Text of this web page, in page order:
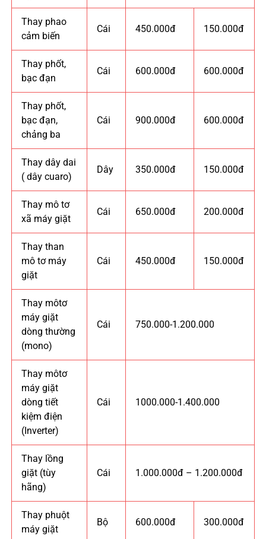
Thay phao
cảm biến
Cái 450.000đ 150.000đ
Thay phốt,
bạc đạn
Cái 600.000đ 600.000đ
Thay phốt,
bạc đạn,
chảng ba
Cái 900.000đ 600.000đ
Thay dây dai
( dây cuaro)
Dây 350.000đ 150.000đ
Thay mô tơ
xã máy giặt
Cái 650.000đ 200.000đ
Thay than
mô tơ máy
giặt
Cái 450.000đ 150.000đ
Thay môtơ
máy giặt
dòng thường
(mono)
Cái 750.000-1.200.000
Thay môtơ
máy giặt
dòng tiết
kiệm điện
(Inverter)
Cái 1000.000-1.400.000
Thay lồng
giặt (tùy
hãng)
Cái 1.000.000đ – 1.200.000đ
Thay phuột
máy giặt
Bộ 600.000đ 300.000đ